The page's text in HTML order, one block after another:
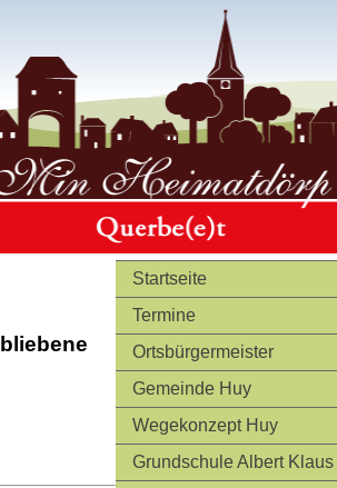
Startseite
Termine
Ortsbürgermeister
Gemeinde Huy
Wegekonzept Huy
Grundschule Albert Klaus